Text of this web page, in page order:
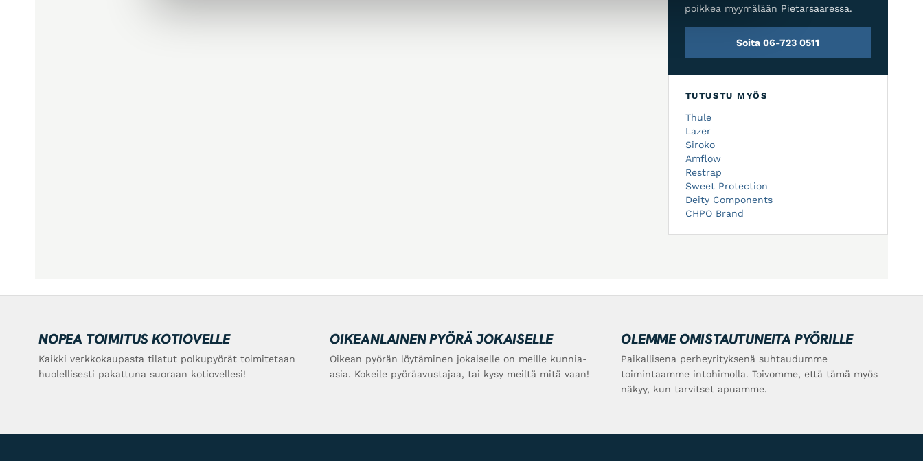
poikkea myymälään Pietarsaaressa.
Soita 06-723 0511
TUTUSTU MYÖS
Thule
Lazer
Siroko
Amflow
Restrap
Sweet Protection
Deity Components
CHPO Brand
NOPEA TOIMITUS KOTIOVELLE
Kaikki verkkokaupasta tilatut polkupyörät toimitetaan
huolellisesti pakattuna suoraan kotiovellesi!
OIKEANLAINEN PYÖRÄ JOKAISELLE
Oikean pyörän löytäminen jokaiselle on meille kunnia-
asia. Kokeile pyöräavustajaa, tai kysy meiltä mitä vaan!
OLEMME OMISTAUTUNEITA PYÖRILLE
Paikallisena perheyrityksenä suhtaudumme
toimintaamme intohimolla. Toivomme, että tämä myös
näkyy, kun tarvitset apuamme.